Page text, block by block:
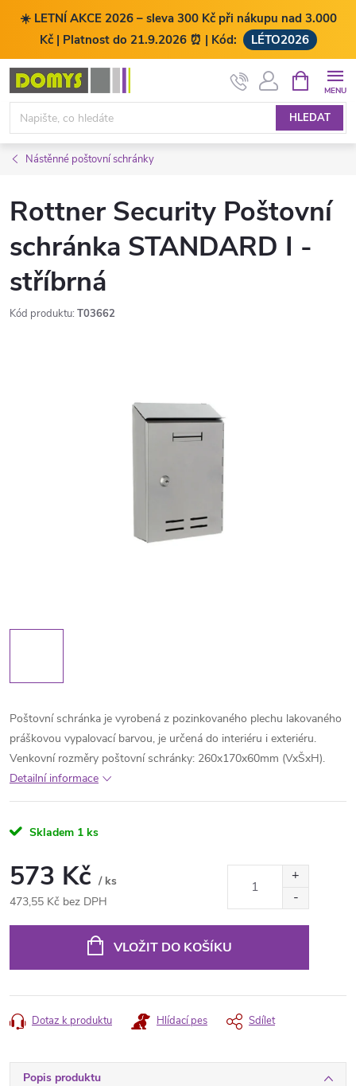
☀️ LETNÍ AKCE 2026 – sleva 300 Kč při nákupu nad 3.000
Kč | Platnost do 21.9.2026 ⏰ | Kód:
LÉTO2026
Přejít
obsah
HLEDAT
NÁKUPNÍ
KOŠÍK
Nástěnné poštovní schránky
Rottner Security Poštovní
schránka STANDARD I -
stříbrná
Kód produktu: T03662
Poštovní schránka je vyrobená z pozinkovaného plechu lakovaného
práškovou vypalovací barvou, je určená do interiéru i exteriéru.
Venkovní rozměry poštovní schránky: 260x170x60mm (VxŠxH).
Detailní informace
Skladem 1 ks
573 Kč / ks
473,55 Kč bez DPH
VLOŽIT DO KOŠÍKU
Dotaz k produktu Hlídací pes Sdílet
Popis produktu